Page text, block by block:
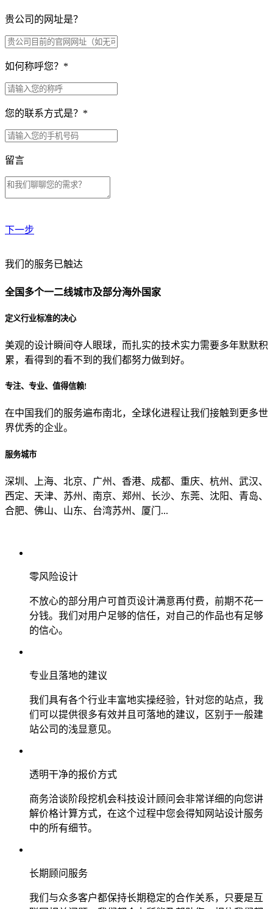
贵公司的网址是？
如何称呼您？ *
您的联系方式是？ *
留言
下一步
贵公司预算范围是？
贵公司的团队规模是？
目前主要的营销渠道是？
我们的服务已触达
全国多个一二线城市及部分海外国家
定义行业标准的决心
美观的设计瞬间夺人眼球，而扎实的技术实力需要多年默默积
累，看得到的看不到的我们都努力做到好。
专注、专业、值得信赖!
在中国我们的服务遍布南北，全球化进程让我们接触到更多世
界优秀的企业。
服务城市
深圳、上海、北京、广州、香港、成都、重庆、杭州、武汉、
西定、天津、苏州、南京、郑州、长沙、东莞、沈阳、青岛、
合肥、佛山、山东、台湾苏州、厦门...
零风险设计
不放心的部分用户可首页设计满意再付费，前期不花一
分钱。我们对用户足够的信任，对自己的作品也有足够
的信心。
专业且落地的建议
我们具有各个行业丰富地实操经验，针对您的站点，我
们可以提供很多有效并且可落地的建议，区别于一般建
站公司的浅显意见。
透明干净的报价方式
商务洽谈阶段挖机会科技设计顾问会非常详细的向您讲
解价格计算方式，在这个过程中您会得知网站设计服务
中的所有细节。
长期顾问服务
我们与众多客户都保持长期稳定的合作关系，只要是互